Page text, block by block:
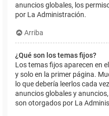
anuncios globales, los
por La Administración.
Arriba
¿Qué son los temas fijos?
Los temas fijos aparecen en
y solo en la primer página.
lo que debería leerlos cada
anuncios globales y
son otorgados por La